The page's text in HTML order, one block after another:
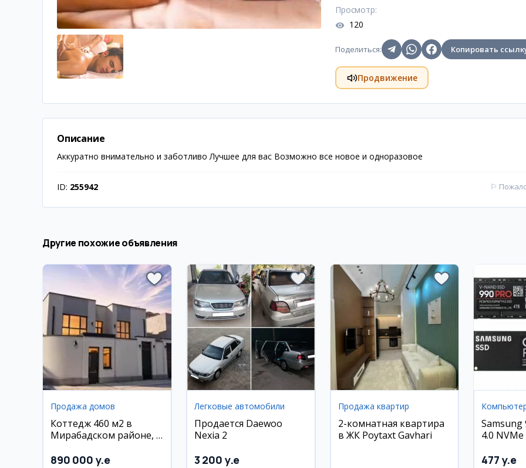
Просмотр:
120
Поделиться: Копировать
Продвижение
Описание
Аккуратно внимательно и заботливо Лучшее для вас Возможно все новое и одноразовое
ID: 255942 ⚐
Другие похожие объявления
Продажа домов
Коттедж 460 м2 в
Мирабадском районе, 3
890 000 y.e
Легковые автомобили
Продается Daewoo
Nexia 2
3 200 y.e
Продажа квартир
2-комнатная квартира
в ЖК Poytaxt Gavhari
Samsung
4.0
477 y.e